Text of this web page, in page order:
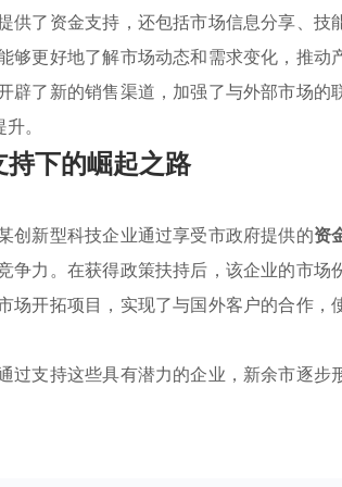
供了资金支持，还包括市场信息分享、技
够更好地了解市场动态和需求变化，推动
辟了新的销售渠道，加强了与外部市场的
。
下的崛起之路
创新型科技企业通过享受市政府提供的资
争力。在获得政策扶持后，该企业的市场
场开拓项目，实现了与国外客户的合作，
过支持这些具有潜力的企业，新余市逐步